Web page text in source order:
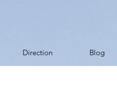
Direction Blog